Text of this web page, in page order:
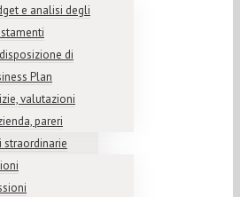
e analisi degli
di
Plan
valutazioni
pareri
straordinarie